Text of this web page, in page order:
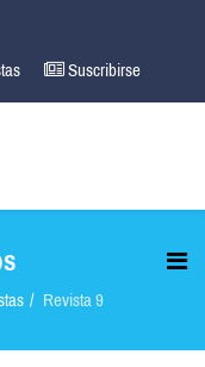
Suscribirse
Revista 9